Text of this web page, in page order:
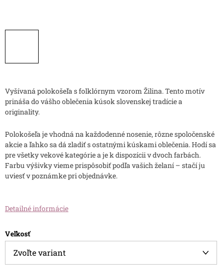
Vyšívaná polokošeľa s folklórnym vzorom Žilina. Tento motív
prináša do vášho oblečenia kúsok slovenskej tradície a
originality.
Polokošeľa je vhodná na každodenné nosenie, rôzne spoločenské
akcie a ľahko sa dá zladiť s ostatnými kúskami oblečenia. Hodí sa
pre všetky vekové kategórie a je k dispozícii v dvoch farbách.
Farbu výšivky vieme prispôsobiť podľa vašich želaní – stačí ju
uviesť v poznámke pri objednávke.
Detailné informácie
Veľkosť